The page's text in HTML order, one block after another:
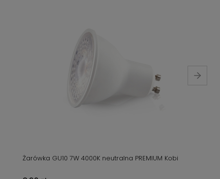
Żarówka GU10 7W 4000K neutralna PREMIUM Kobi